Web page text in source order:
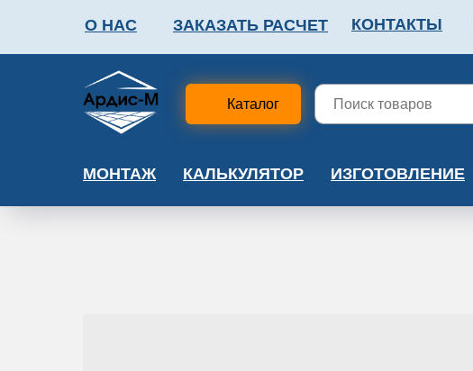
О НАС ЗАКАЗАТЬ РАСЧЕТ КОНТАКТЫ
ФАЛЬШПОЛ
Каталог
МОНТАЖ КАЛЬКУЛЯТОР ИЗГОТОВЛЕНИЕ